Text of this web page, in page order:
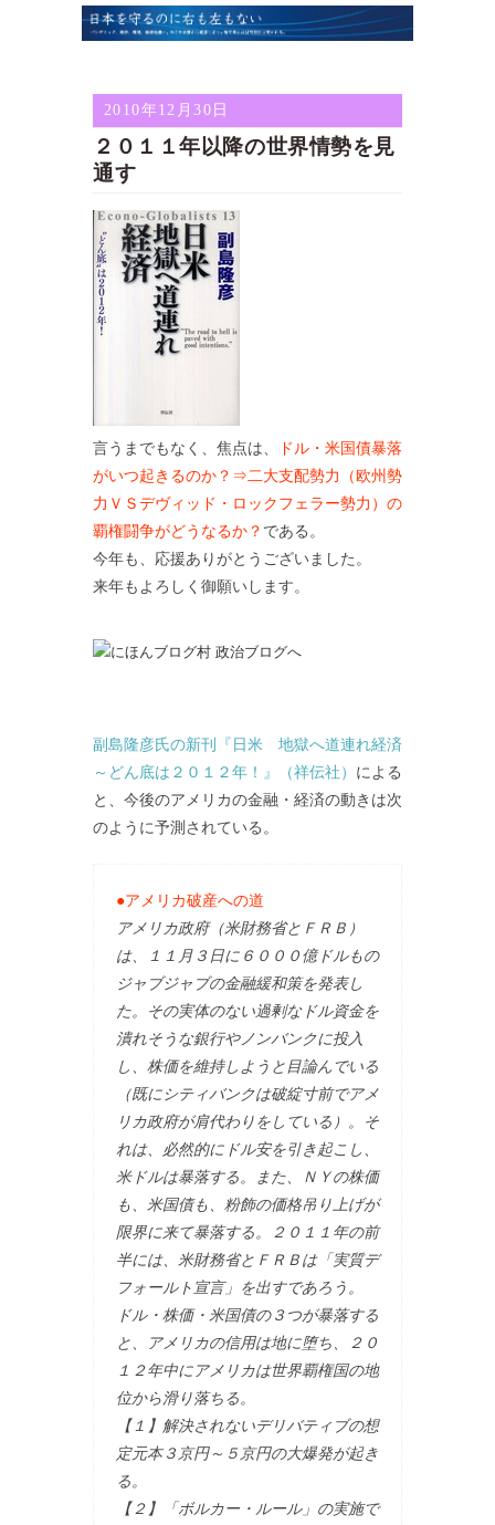
2010年12月30日
２０１１年以降の世界情勢を見
通す
言うまでもなく、焦点は、
ドル・米国債暴落
がいつ起きるのか？⇒二大支配勢力（欧州勢
力ＶＳデヴィッド・ロックフェラー勢力）の
覇権闘争がどうなるか？ である。
今年も、応援ありがとうございました。
来年もよろしく御願いします。
副島隆彦氏の新刊『日米 地獄へ道連れ経済
～どん底は２０１２年！』（祥伝社） による
と、今後のアメリカの金融・経済の動きは次
のように予測されている。
●アメリカ破産への道
アメリカ政府（米財務省とＦＲＢ）
は、１１月３日に６０００億ドルもの
ジャブジャブの金融緩和策を発表し
た。その実体のない過剰なドル資金を
潰れそうな銀行やノンバンクに投入
し、株価を維持しようと目論んでいる
（既にシティバンクは破綻寸前でアメ
リカ政府が肩代わりをしている）。そ
れは、必然的にドル安を引き起こし、
米ドルは暴落する。また、ＮＹの株価
も、米国債も、粉飾の価格吊り上げが
限界に来て暴落する。２０１１年の前
半には、米財務省とＦＲＢは「実質デ
フォールト宣言」を出すであろう。
ドル・株価・米国債の３つが暴落する
と、アメリカの信用は地に堕ち、２０
１２年中にアメリカは世界覇権国の地
位から滑り落ちる。
【１】解決されないデリバティブの想
定元本３京円～５京円の大爆発が起き
る。
【２】「ボルカー・ルール」の実施で